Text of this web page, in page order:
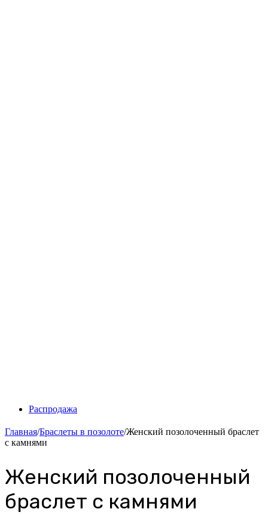
Распродажа
Главная/Браслеты в позолоте/Женский позолоченный браслет
с камнями
Женский позолоченный
браслет с камнями